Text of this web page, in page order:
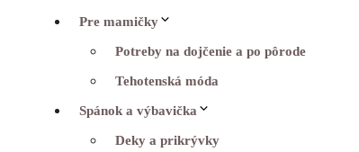
Pre mamičky
Potreby na dojčenie a po pôrode
Tehotenská móda
Spánok a výbavička
Deky a prikrývky